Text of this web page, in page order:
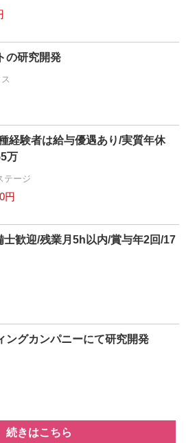
の研究開発
経験者は給与優遇あり/実質年休
万
テージ
円
士歓迎/残業月5h以内/賞与年2回/17
ングカンパニーにて研究開発
続きはこちら